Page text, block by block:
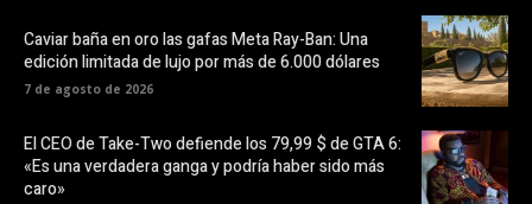
Caviar baña en oro las gafas Meta Ray-Ban: Una
edición limitada de lujo por más de 6.000 dólares
7 de agosto de 2026
El CEO de Take-Two defiende los 79,99 $ de GTA 6:
«Es una verdadera ganga y podría haber sido más
caro»